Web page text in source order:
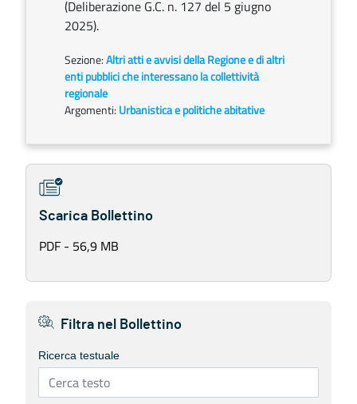
(Deliberazione G.C. n. 127 del 5 giugno
2025).
Sezione:Altri atti e avvisi della Regione e di altri
enti pubblici che interessano la collettività
regionale
Argomenti: Urbanistica e politiche abitative
Scarica Bollettino
PDF - 56,9 MB
Filtra nel Bollettino
Ricerca testuale